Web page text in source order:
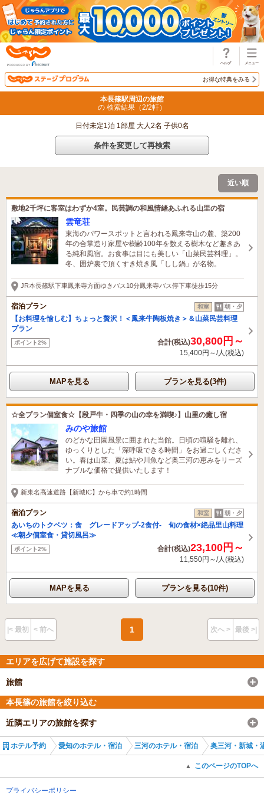
お得な特典をみる
本長篠駅周辺の旅館
の 検索結果（2/2軒）
日付未定1泊 1部屋 大人2名 子供0名
条件を変更して再検索
近い順
敷地2千坪に客室はわずか4室。民芸調の和風情緒あふれる山里の宿
雲竜荘
東海のパワースポットと言われる鳳来寺山の麓、築200
年の合掌造り家屋や樹齢100年を数える樹木など趣きあ
る純和風宿。お食事は目にも美しい「山菜民芸料理」。
冬、囲炉裏で頂くすき焼き風「しし鍋」が名物。
JR本長篠駅下車鳳来寺方面ゆきバス10分鳳来寺バス停下車徒歩15分
宿泊プラン 和室 朝・夕
【お料理を愉しむ】ちょっと贅沢！＜鳳来牛陶板焼き＞＆山菜民芸料理
プラン
ポイント2% 合計(税込)30,800円～
15,400円～/人(税込)
MAPを見る プランを見る(3件)
☆全プラン個室食☆【段戸牛・四季の山の幸を満喫♪】山里の癒し宿
みのや旅館
のどかな田園風景に囲まれた当館。日頃の喧騒を離れ、
ゆっくりとした「深呼吸できる時間」をお過ごしくださ
い。春は山菜、夏は鮎や川魚など奥三河の恵みをリーズ
ナブルな価格で提供いたします！
新東名高速道路【新城IC】から車で約1時間
宿泊プラン 和室 朝・夕
あいちのトクベツ：食 グレードアップ-2食付- 旬の食材×絶品里山料理
≪朝夕個室食・貸切風呂≫
ポイント2% 合計(税込)23,100円～
11,550円～/人(税込)
MAPを見る プランを見る(10件)
|< 最初 < 前へ 1 次へ > 最後 >|
エリアを広げて施設を探す
旅館
本長篠の旅館を絞り込む
近隣エリアの旅館を探す
ホテル予約 愛知のホテル・宿泊 三河のホテル・宿泊 奥三河・新城・
▲ このページのTOPへ
プライバシーポリシー